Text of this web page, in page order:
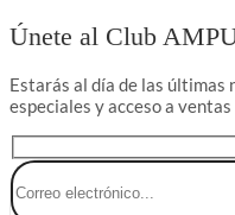
Únete al Club
Estarás al día de las últimas
especiales y acceso a